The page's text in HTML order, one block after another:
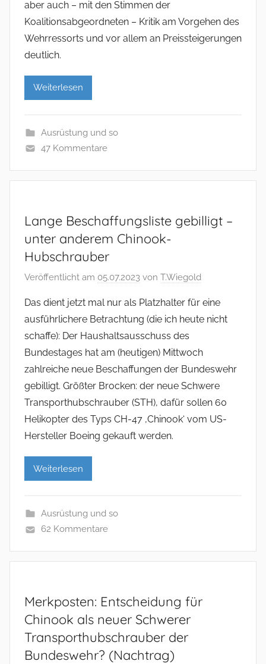
aber auch – mit den Stimmen der
Koalitionsabgeordneten – Kritik am Vorgehen des
Wehrressorts und vor allem an Preissteigerungen
deutlich.
Weiterlesen
Ausrüstung und so
47 Kommentare
Lange Beschaffungsliste gebilligt –
unter anderem Chinook-
Hubschrauber
Veröffentlicht am 05.07.2023 von T.Wiegold
Das dient jetzt mal nur als Platzhalter für eine
ausführlichere Betrachtung (die ich heute nicht
schaffe): Der Haushaltsausschuss des
Bundestages hat am (heutigen) Mittwoch
zahlreiche neue Beschaffungen der Bundeswehr
gebilligt. Größter Brocken: der neue Schwere
Transporthubschrauber (STH), dafür sollen 60
Helikopter des Typs CH-47 ‚Chinook‘ vom US-
Hersteller Boeing gekauft werden.
Weiterlesen
Ausrüstung und so
62 Kommentare
Merkposten: Entscheidung für
Chinook als neuer Schwerer
Transporthubschrauber der
Bundeswehr? (Nachtrag)